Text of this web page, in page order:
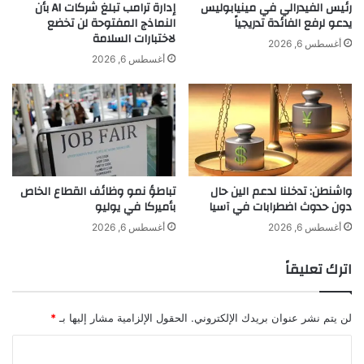
ي
د
ك
ي
ف
ا
ل
ي
ب
ح
ب
إ
س
رئيس الفيدرالي في مينيابوليس
يدعو لرفع الفائدة تدريجياً
أغسطس 6, 2026
إدارة ترامب تبلغ شركات AI بأن
النماذج المفتوحة لن تخضع
لاختبارات السلامة
أغسطس 6, 2026
واشنطن: تدخلنا لدعم الين حال
دون حدوث اضطرابات في آسيا
أغسطس 6, 2026
تباطؤ نمو وظائف القطاع الخاص
بأميركا في يوليو
أغسطس 6, 2026
اترك تعليقاً
لن يتم نشر عنوان بريدك الإلكتروني. الحقول الإلزامية مشار إليها بـ *